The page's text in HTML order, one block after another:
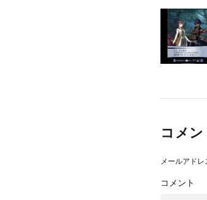
コメン
メールアドレ
コメント